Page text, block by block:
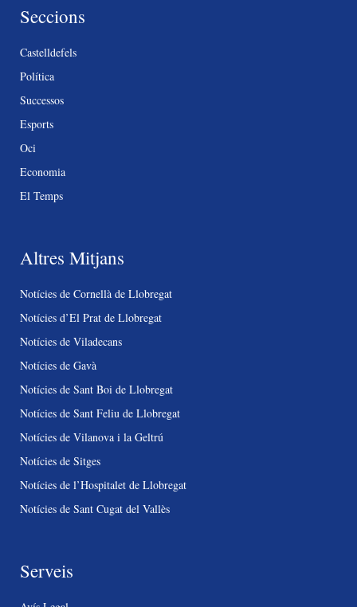
Seccions
Castelldefels
Política
Successos
Esports
Oci
Economia
El Temps
Altres Mitjans
Notícies de Cornellà de Llobregat
Notícies d’El Prat de Llobregat
Notícies de Viladecans
Notícies de Gavà
Notícies de Sant Boi de Llobregat
Notícies de Sant Feliu de Llobregat
Notícies de Vilanova i la Geltrú
Notícies de Sitges
Notícies de l’Hospitalet de Llobregat
Notícies de Sant Cugat del Vallès
Serveis